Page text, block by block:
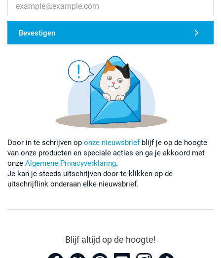
Bevestigen
Door in te schrijven op onze nieuwsbrief blijf je op de hoogte
van onze producten en speciale acties en ga je akkoord met
onze Algemene Privacyverklaring.
Je kan je steeds uitschrijven door te klikken op de
uitschrijflink onderaan elke nieuwsbrief.
Blijf altijd op de hoogte!